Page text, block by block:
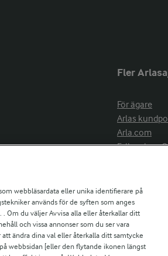
Fler
För ägare
Arlas
Arla.com
Falbygdens
webbläsardata eller unika identifierare på
används för de syften som anges
Om du väljer Avvisa alla eller återkallar ditt
och vissa annonser som du ser vara
ändra dina val eller återkalla ditt samtycke
webbsidan [eller den flytande ikonen längst